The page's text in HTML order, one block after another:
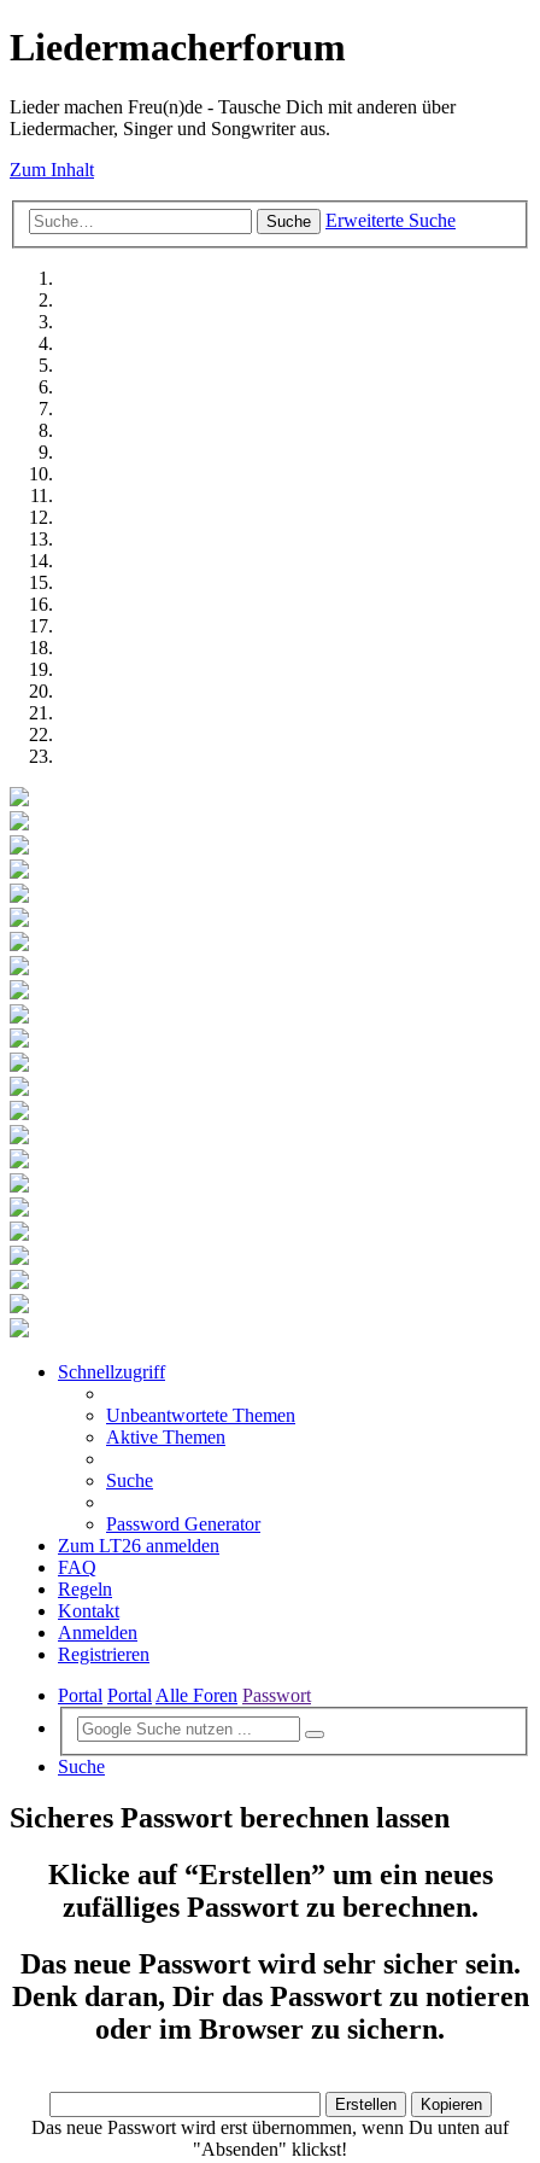
Liedermacherforum
Lieder machen Freu(n)de - Tausche Dich mit anderen über
Liedermacher, Singer und Songwriter aus.
Zum Inhalt
Suche Erweiterte Suche
Schnellzugriff
Unbeantwortete Themen
Aktive Themen
Suche
Password Generator
Zum LT26 anmelden
FAQ
Regeln
Kontakt
Anmelden
Registrieren
Portal PortalAlle Foren Passwort
Suche
Sicheres Passwort berechnen lassen
Klicke auf “Erstellen” um ein neues
zufälliges Passwort zu berechnen.
Das neue Passwort wird sehr sicher sein.
Denk daran, Dir das Passwort zu notieren
oder im Browser zu sichern.
Das neue Passwort wird erst übernommen, wenn Du unten auf
"Absenden" klickst!